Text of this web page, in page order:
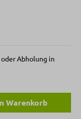
Abholung in
Warenkorb